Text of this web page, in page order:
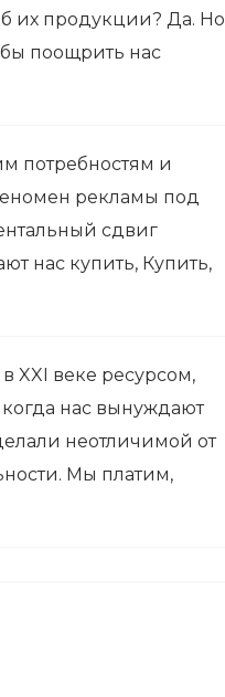
их продукции? Да. Но
поощрить нас
потребностям и
рекламы под
сдвиг
нас купить, Купить,
веке ресурсом,
нас вынуждают
неотличимой от
Мы платим,